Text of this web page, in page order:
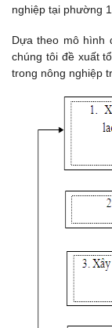
nghiệp tại phường
Dựa theo mô hình
chúng tôi đề xuất
trong nông nghiệp